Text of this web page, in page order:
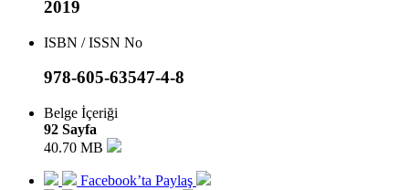
2019
ISBN / ISSN No
978-605-63547-4-8
Belge İçeriği
92 Sayfa
40.70 MB
Facebook’ta Paylaş